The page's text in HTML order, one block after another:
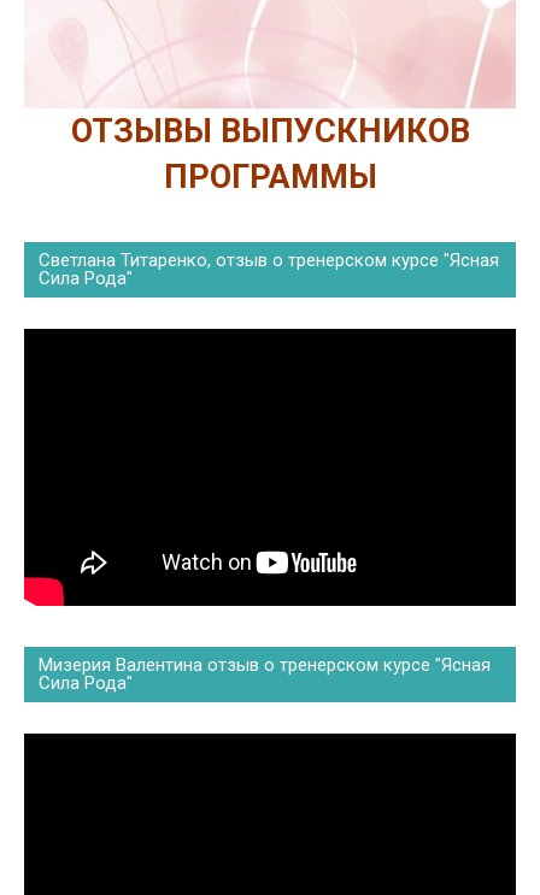
ОТЗЫВЫ ВЫПУСКНИКОВ
ПРОГРАММЫ
Светлана Титаренко, отзыв о тренерском курсе "Ясная
Сила Рода"
Мизерия Валентина отзыв о тренерском курсе "Ясная
Сила Рода"